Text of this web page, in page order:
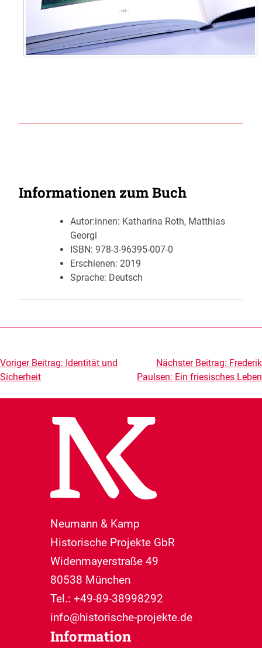
Informationen zum Buch
Autor:innen: Katharina Roth, Matthias
Georgi
ISBN: 978-3-96395-007-0
Erschienen: 2019
Sprache: Deutsch
Beitragsnavigation
Voriger Beitrag: Identität und
Sicherheit
Nächster Beitrag: Frederik
Paulsen: Ein friesisches Leben
Neumann & Kamp
Historische Projekte GbR
Widenmayerstraße 49
80538 München
Tel.: +49-89-38998292
info@historische-projekte.de
Information